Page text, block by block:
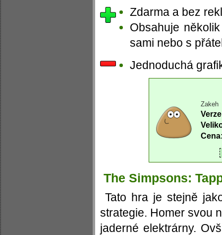
Zdarma a bez
Obsahuje
sami nebo s
Jednoduchá
Zakeh
The Simpsons:
Tato hra je stejně
strategie. Homer svou
jaderné elektrárny.